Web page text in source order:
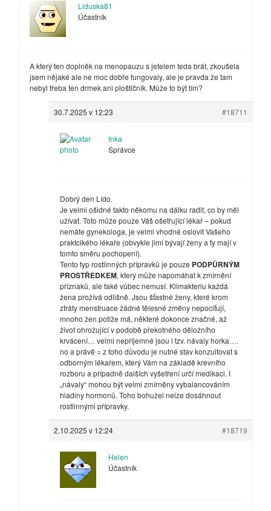
Liduska81
Účastník
A který ten doplněk na menopauzu s jetelem teda brát, zkoušela
jsem nějaké ale ne moc dobře fungovaly, ale je pravda že tam
nebyl třeba ten drmek ani ploštičník. Může to být tím?
30.7.2025 v 12:23 #18711
Inka
Správce
Dobrý den Lído.
Je velmi ošidné takto někomu na dálku radit, co by měl
užívat. Toto může pouze Váš ošetřující lékař – pokud
nemáte gynekologa, je velmi vhodné oslovit Vašeho
praktcikého lékaře (obvykle jimi bývají ženy a ty mají v
tomto směru pochopení).
Tento typ rostlinných přípravků je pouze PODPŮRNÝM
PROSTŘEDKEM, který může napomáhat k zmírnění
příznaků, ale také vůbec nemusí. Klimakteriu každá
žena prožívá odlišně. Jsou šťastné ženy, které krom
ztráty menstruace žádné tělesné změny nepociťují,
mnoho žen potíže má, některé dokonce značné, až
život ohrožující v podobě překotného děložního
krvácení… velmi nepříjemné jsou i tzv. návaly horka….
no a právě = z toho důvodu je nutné stav konzultovat s
odborným lékařem, který Vám na základě krevního
rozboru a případně dalších vyšetření určí medikaci. I
„návaly“ mohou být velmi zmírněny vybalancováním
hladiny hormonů. Toho bohužel nelze dosáhnout
rostlinnými přípravky.
2.10.2025 v 12:24 #18719
Helen
Účastník